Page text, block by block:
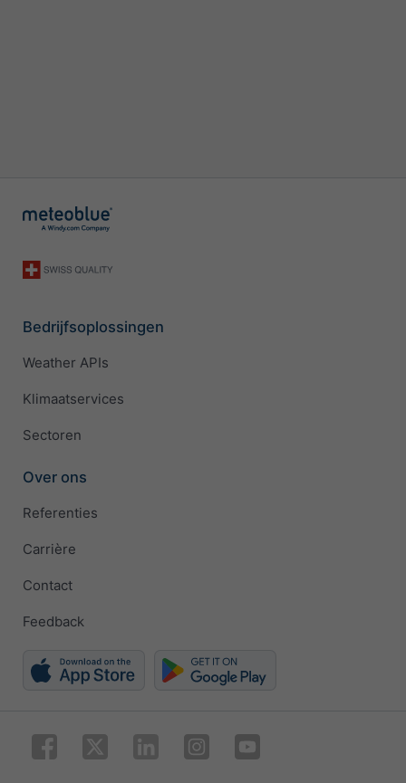
Bedrijfsoplossingen
Weather APIs
Klimaatservices
Sectoren
Over ons
Referenties
Carrière
Contact
Feedback